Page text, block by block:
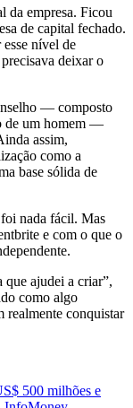
da empresa. Ficou
de capital fechado.
nível de
deixar o
— composto
de um homem —
assim,
como a
base sólida de
nada fácil. Mas
e com o que o
que ajudei a criar”,
como algo
realmente conquistar
500 milhões e